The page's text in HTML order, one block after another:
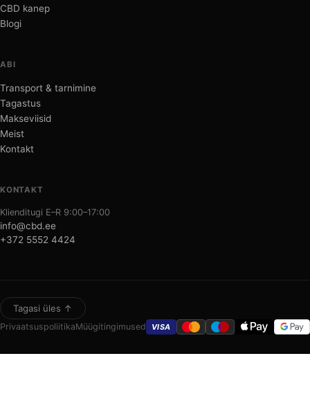
CBD kanep
Blogi
ABI
Transport & tarnimine
Tagastus
Makseviisid
Meist
Kontakt
KONTAKT
Klienditugi E–R 9:00–17:00
info@cbd.ee
+372 5552 4424
Tagasi üles ↑
PrivaatsuspoliitikaMüügitingimused VISA